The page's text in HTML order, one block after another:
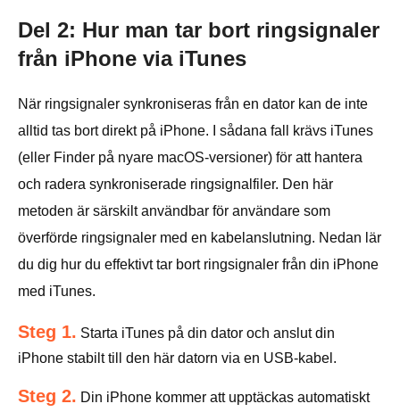
Del 2: Hur man tar bort ringsignaler
från iPhone via iTunes
När ringsignaler synkroniseras från en dator kan de inte
alltid tas bort direkt på iPhone. I sådana fall krävs iTunes
(eller Finder på nyare macOS-versioner) för att hantera
och radera synkroniserade ringsignalfiler. Den här
metoden är särskilt användbar för användare som
överförde ringsignaler med en kabelanslutning. Nedan lär
du dig hur du effektivt tar bort ringsignaler från din iPhone
med iTunes.
Steg 1. Starta iTunes på din dator och anslut din
iPhone stabilt till den här datorn via en USB-kabel.
Steg 2. Din iPhone kommer att upptäckas automatiskt